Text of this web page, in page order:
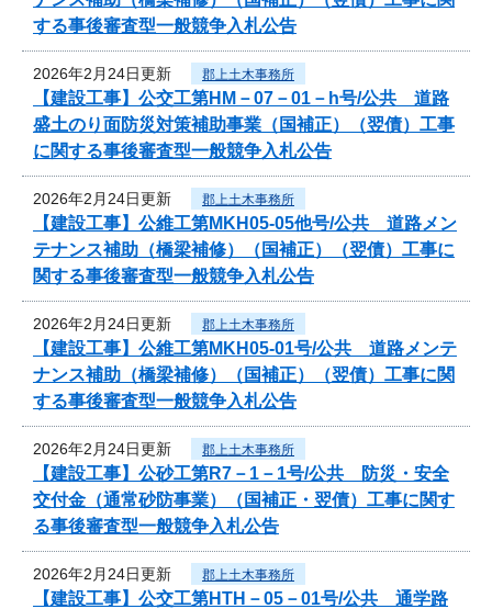
する事後審査型一般競争入札公告
2026年2月24日更新 郡上土木事務所
【建設工事】公交工第HM－07－01－h号/公共 道路
盛土のり面防災対策補助事業（国補正）（翌債）工事
に関する事後審査型一般競争入札公告
2026年2月24日更新 郡上土木事務所
【建設工事】公維工第MKH05-05他号/公共 道路メン
テナンス補助（橋梁補修）（国補正）（翌債）工事に
関する事後審査型一般競争入札公告
2026年2月24日更新 郡上土木事務所
【建設工事】公維工第MKH05-01号/公共 道路メンテ
ナンス補助（橋梁補修）（国補正）（翌債）工事に関
する事後審査型一般競争入札公告
2026年2月24日更新 郡上土木事務所
【建設工事】公砂工第R7－1－1号/公共 防災・安全
交付金（通常砂防事業）（国補正・翌債）工事に関す
る事後審査型一般競争入札公告
2026年2月24日更新 郡上土木事務所
【建設工事】公交工第HTH－05－01号/公共 通学路